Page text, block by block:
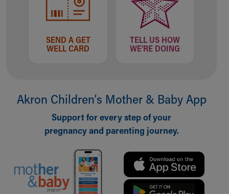
SEND A GET
WELL CARD
TELL US HOW
WE'RE DOING
Akron Children‘s Mother & Baby App
Support for every step of your
pregnancy and parenting journey.